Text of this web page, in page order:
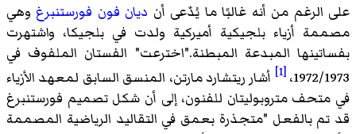
على الرغم من أنه غالبًا ما يُدّعى أن ديان فون فورستنبرغ وهي
مصممة أزياء بلجيكية أميركية ولدت في بلجيكا، واشتهرت
بفساتينها المبدعة المبطنة."اخترعت" الفستان الملفوف في
1972/1973، [1]
أشار ريتشارد مارتن، المنسق السابق لمعهد الأزياء
في متحف متروبوليتان للفنون، إلى أن شكل تصميم فورستنبرغ
قد تم بالفعل "متجذرة بعمق في التقاليد الرياضية المصممة